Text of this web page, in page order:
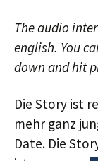
The audio
english. You
down and hit
Die Story ist
mehr ganz
Date. Die